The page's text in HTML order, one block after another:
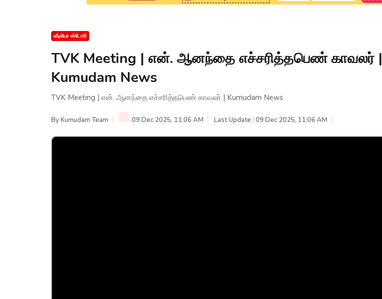
வீடியோ ஸ்டோரி
TVK Meeting | என். ஆனந்தை எச்சரித்தபெண் காவலர் |
Kumudam News
TVK Meeting | என். ஆனந்தை எச்சரித்தபெண் காவலர் | Kumudam News
ByKumudam Team 09 Dec 2025, 11:06 AM Last Update : 09 Dec 2025, 11:06 AM